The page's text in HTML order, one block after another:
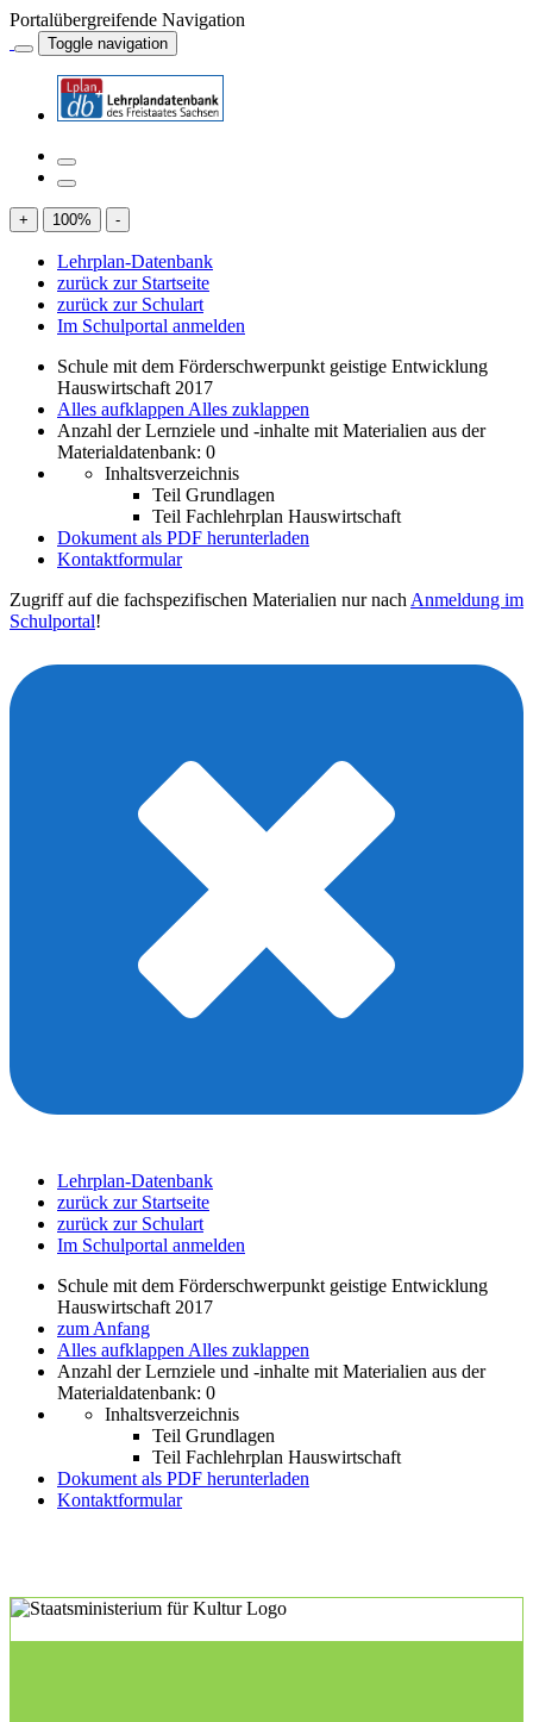
Portalübergreifende Navigation
Toggle navigation
+ 100% -
Lehrplan-Datenbank
zurück zur Startseite
zurück zur Schulart
Im Schulportal anmelden
Schule mit dem Förderschwerpunkt geistige Entwicklung
Hauswirtschaft 2017
Alles aufklappen Alles zuklappen
Anzahl der Lernziele und -inhalte mit Materialien aus der
Materialdatenbank: 0
Inhaltsverzeichnis
Teil Grundlagen
Teil Fachlehrplan Hauswirtschaft
Dokument als PDF herunterladen
Kontaktformular
Zugriff auf die fachspezifischen Materialien nur nach Anmeldung im
Schulportal!
Lehrplan-Datenbank
zurück zur Startseite
zurück zur Schulart
Im Schulportal anmelden
Schule mit dem Förderschwerpunkt geistige Entwicklung
Hauswirtschaft 2017
zum Anfang
Alles aufklappen Alles zuklappen
Anzahl der Lernziele und -inhalte mit Materialien aus der
Materialdatenbank: 0
Inhaltsverzeichnis
Teil Grundlagen
Teil Fachlehrplan Hauswirtschaft
Dokument als PDF herunterladen
Kontaktformular